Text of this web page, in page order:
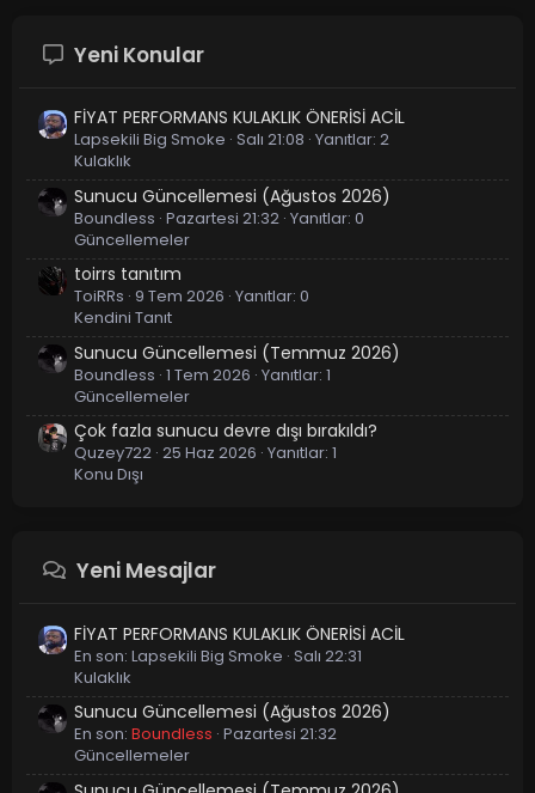
Yeni Konular
FİYAT PERFORMANS KULAKLIK ÖNERİSİ ACİL
Lapsekili Big Smoke Salı 21:08 Yanıtlar: 2
Kulaklık
Sunucu Güncellemesi (Ağustos 2026)
Boundless Pazartesi 21:32 Yanıtlar: 0
Güncellemeler
toirrs tanıtım
ToiRRs 9 Tem 2026 Yanıtlar: 0
Kendini Tanıt
Sunucu Güncellemesi (Temmuz 2026)
Boundless 1 Tem 2026 Yanıtlar: 1
Güncellemeler
Çok fazla sunucu devre dışı bırakıldı?
Quzey722 25 Haz 2026 Yanıtlar: 1
Konu Dışı
Yeni Mesajlar
FİYAT PERFORMANS KULAKLIK ÖNERİSİ ACİL
En son: Lapsekili Big Smoke Salı 22:31
Kulaklık
Sunucu Güncellemesi (Ağustos 2026)
En son: Boundless Pazartesi 21:32
Güncellemeler